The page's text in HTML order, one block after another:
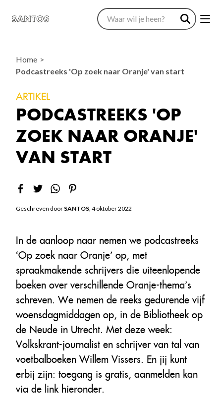
Home
Podcastreeks 'Op zoek naar Oranje' van start
ARTIKEL
PODCASTREEKS 'OP
ZOEK NAAR ORANJE'
VAN START
Geschreven door SANTOS, 4 oktober 2022
In de aanloop naar nemen we podcastreeks
‘Op zoek naar Oranje’ op, met
spraakmakende schrijvers die uiteenlopende
boeken over verschillende Oranje-thema’s
schreven. We nemen de reeks gedurende vijf
woensdagmiddagen op, in de Bibliotheek op
de Neude in Utrecht. Met deze week:
Volkskrant-journalist en schrijver van tal van
voetbalboeken Willem Vissers. En jij kunt
erbij zijn: toegang is gratis, aanmelden kan
via de link hieronder.